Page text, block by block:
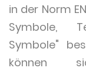
in der Norm
Symbole,
Symbole"
können